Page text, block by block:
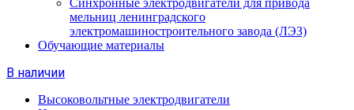
Синхронные электродвигатели для привода
мельниц ленинградского
электромашиностроительного завода (ЛЭЗ)
Обучающие материалы
В наличии
Высоковольтные электродвигатели